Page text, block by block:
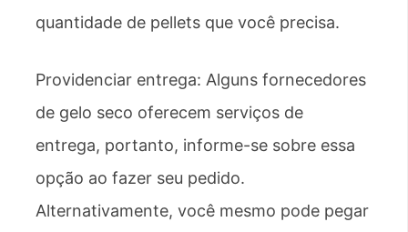
quantidade de pellets que você precisa.
Providenciar entrega: Alguns fornecedores
de gelo seco oferecem serviços de
entrega, portanto, informe-se sobre essa
opção ao fazer seu pedido.
Alternativamente, você mesmo pode pegar